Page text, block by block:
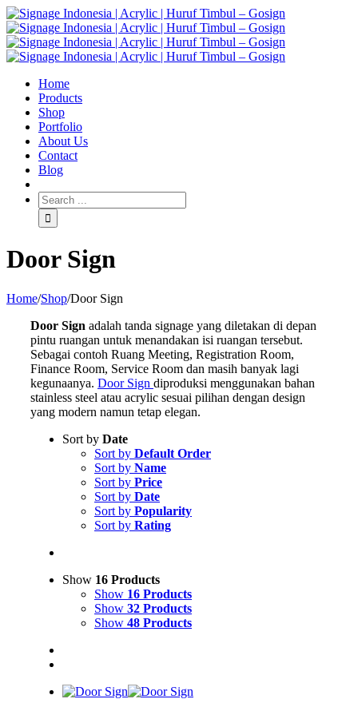
Home
Products
Shop
Portfolio
About Us
Contact
Blog
Door Sign
Home/Shop/Door Sign
Door Sign adalah tanda signage yang diletakan di depan
pintu ruangan untuk menandakan isi ruangan tersebut.
Sebagai contoh Ruang Meeting, Registration Room,
Finance Room, Service Room dan masih banyak lagi
kegunaanya. Door Sign diproduksi menggunakan bahan
stainless steel atau acrylic sesuai pilihan dengan design
yang modern namun tetap elegan.
Sort by Date
Sort by Default Order
Sort by Name
Sort by Price
Sort by Date
Sort by Popularity
Sort by Rating
Show 16 Products
Show 16 Products
Show 32 Products
Show 48 Products